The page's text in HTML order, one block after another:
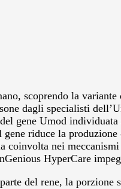
scoprendo la
dagli specialisti
gene Umod
riduce la
coinvolta nei
HyperCare
del rene, la